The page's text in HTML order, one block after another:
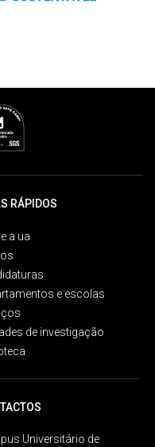
RÁPIDOS
a ua
e escolas
de investigação
Universitário de